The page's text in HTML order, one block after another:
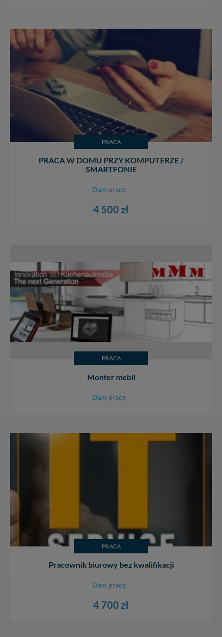
PRACA
PRACA W DOMU PRZY KOMPUTERZE /
SMARTFONIE
Dam pracę
4 500 zł
PRACA
Monter mebli
Dam pracę
PRACA
Pracownik biurowy bez kwalifikacji
Dam pracę
4 700 zł